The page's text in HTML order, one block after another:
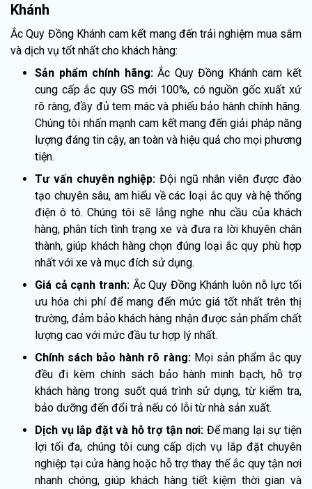
Khánh
Ắc Quy Đồng Khánh cam kết mang đến trải nghiệm mua sắm
và dịch vụ tốt nhất cho khách hàng:
Sản phẩm chính hãng:Ắc Quy Đồng Khánh cam kết
cung cấp ắc quy GS mới 100%, có nguồn gốc xuất xứ
rõ ràng, đầy đủ tem mác và phiếu bảo hành chính hãng.
Chúng tôi nhấn mạnh cam kết mang đến giải pháp năng
lượng đáng tin cậy, an toàn và hiệu quả cho mọi phương
tiện.
Tư vấn chuyên nghiệp:Đội ngũ nhân viên được đào
tạo chuyên sâu, am hiểu về các loại ắc quy và hệ thống
điện ô tô. Chúng tôi sẽ lắng nghe nhu cầu của khách
hàng, phân tích tình trạng xe và đưa ra lời khuyên chân
thành, giúp khách hàng chọn đúng loại ắc quy phù hợp
nhất với xe và mục đích sử dụng.
Giá cả cạnh tranh: Ắc Quy Đồng Khánh luôn nỗ lực tối
ưu hóa chi phí để mang đến mức giá tốt nhất trên thị
trường, đảm bảo khách hàng nhận được sản phẩm chất
lượng cao với mức đầu tư hợp lý nhất.
Chính sách bảo hành rõ ràng: Mọi sản phẩm ắc quy
đều đi kèm chính sách bảo hành minh bạch, hỗ trợ
khách hàng trong suốt quá trình sử dụng, từ kiểm tra,
bảo dưỡng đến đổi trả nếu có lỗi từ nhà sản xuất.
Dịch vụ lắp đặt và hỗ trợ tận nơi: Để mang lại sự tiện
lợi tối đa, chúng tôi cung cấp dịch vụ lắp đặt chuyên
nghiệp tại cửa hàng hoặc hỗ trợ thay thế ắc quy tận nơi
nhanh chóng, giúp khách hàng tiết kiệm thời gian và